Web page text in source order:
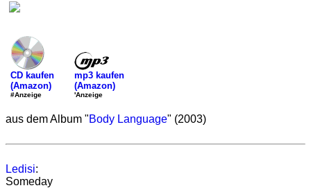
CD kaufen
(Amazon)
#Anzeige
mp3 kaufen
(Amazon)
'Anzeige
aus dem Album "Body Language" (2003)
Ledisi:
Someday